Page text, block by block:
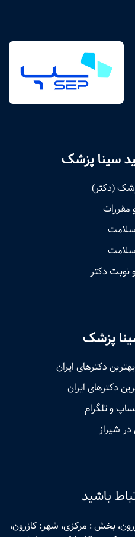
سینا پزشک
(دکتر)
مقررات
سلامت
نوبت دکتر
پزشک
دکترهای ایران
دکترهای ایران
و تلگرام
در شیراز
باشید
بخش : مرکزی، شهر: کازرون،